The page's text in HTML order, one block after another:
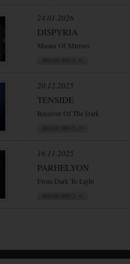
24.01.2026
DISPYRIA
Master Of Mirrors
20.12.2025
TENSIDE
Receiver Of The Dark
16.11.2025
PARHELYON
From Dark To Light